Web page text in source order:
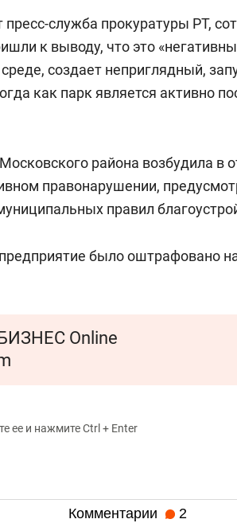
служба прокуратуры РТ,
к выводу, что это
создает неприглядный,
как парк является активно
района возбудила в
правонарушении,
правил
было оштрафовано
Online
ее и нажмите Ctrl + Enter
Комментарии 2